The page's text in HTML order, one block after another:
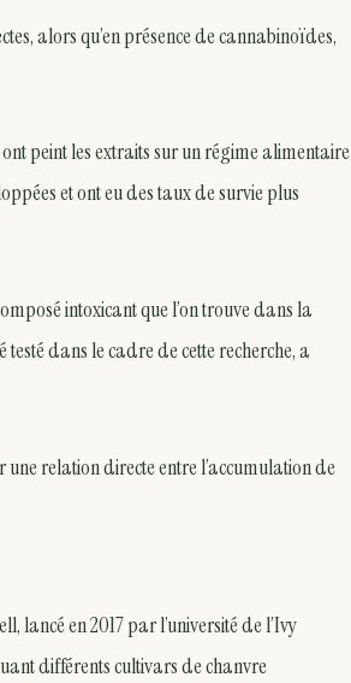
alors qu’en présence de cannabinoïdes,
ont peint les extraits sur un régime alimentaire
et ont eu des taux de survie plus
intoxicant que l’on trouve dans la
dans le cadre de cette recherche, a
relation directe entre l’accumulation de
lancé en 2017 par l’université de l’Ivy
différents cultivars de chanvre